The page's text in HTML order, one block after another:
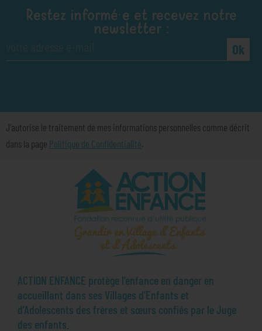
Restez informé·e et recevez notre
newsletter :
Ok
J'autorise le traitement de mes informations personnelles comme décrit
dans la page Politique de Confidentialité.
ACTION ENFANCE protège l’enfance en danger en
accueillant dans ses Villages d’Enfants et
d'Adolescents des frères et sœurs confiés par le Juge
des enfants.